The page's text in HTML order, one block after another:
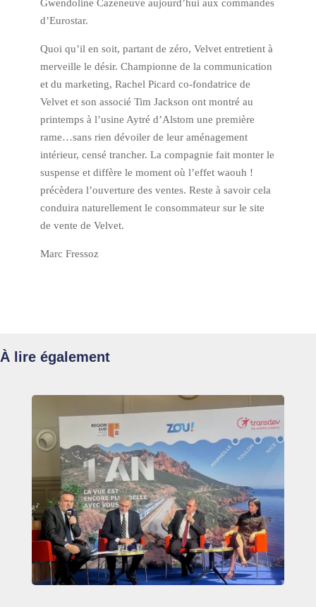
Gwendoline Cazeneuve aujourd’hui aux commandes
d’Eurostar.
Quoi qu’il en soit, partant de zéro, Velvet entretient à
merveille le désir. Championne de la communication
et du marketing, Rachel Picard co-fondatrice de
Velvet et son associé Tim Jackson ont montré au
printemps à l’usine Aytré d’Alstom une première
rame…sans rien dévoiler de leur aménagement
intérieur, censé trancher. La compagnie fait monter le
suspense et diffère le moment où l’effet waouh !
précèdera l’ouverture des ventes. Reste à savoir cela
conduira naturellement le consommateur sur le site
de vente de Velvet.
Marc Fressoz
À lire également